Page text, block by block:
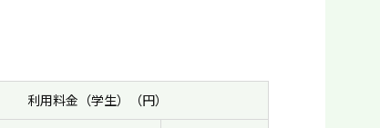
利用料金（学生）（円）